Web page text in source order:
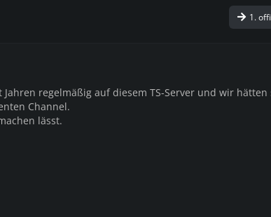
1.
regelmäßig auf diesem TS-Server und wir hätten
Channel.
lässt.